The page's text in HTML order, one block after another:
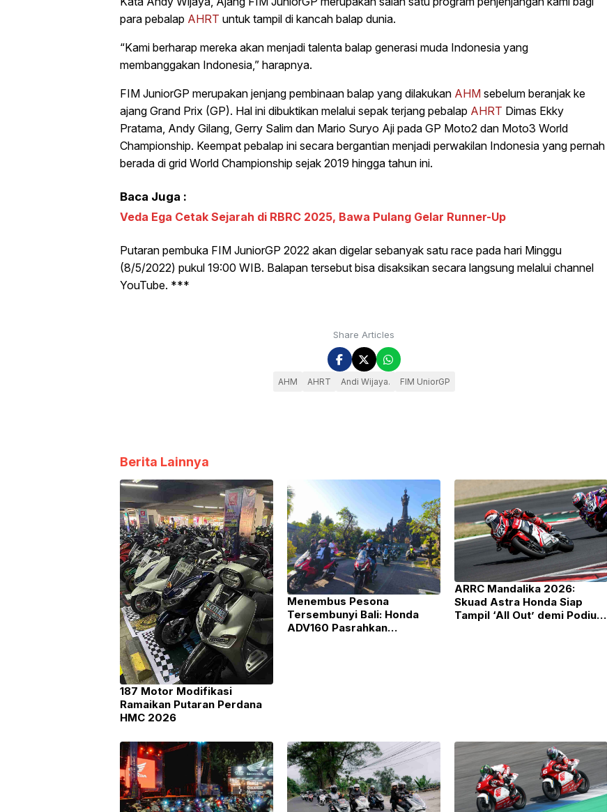
para pebalap AHRT untuk tampil di kancah balap dunia.
“Kami berharap mereka akan menjadi talenta balap generasi muda Indonesia yang
membanggakan Indonesia,” harapnya.
FIM JuniorGP merupakan jenjang pembinaan balap yang dilakukan AHM sebelum beranjak ke
ajang Grand Prix (GP). Hal ini dibuktikan melalui sepak terjang pebalap AHRT Dimas Ekky
Pratama, Andy Gilang, Gerry Salim dan Mario Suryo Aji pada GP Moto2 dan Moto3 World
Championship. Keempat pebalap ini secara bergantian menjadi perwakilan Indonesia yang pernah
berada di grid World Championship sejak 2019 hingga tahun ini.
Baca Juga :
Veda Ega Cetak Sejarah di RBRC 2025, Bawa Pulang Gelar Runner-Up
Putaran pembuka FIM JuniorGP 2022 akan digelar sebanyak satu race pada hari Minggu
(8/5/2022) pukul 19:00 WIB. Balapan tersebut bisa disaksikan secara langsung melalui channel
YouTube. ***
Share Articles
AHM AHRT Andi Wijaya. FIM UniorGP
Berita Lainnya
187 Motor Modifikasi
Ramaikan Putaran Perdana
HMC 2026
Menembus Pesona
Tersembunyi Bali: Honda
ADV160 Pasrahkan
​ARRC Mandalika 2026:
Skuad Astra Honda Siap
Tampil ‘All Out’ demi Podium